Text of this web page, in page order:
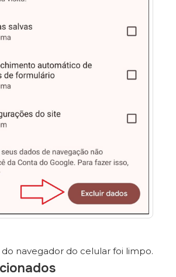
navegador do celular foi limpo.